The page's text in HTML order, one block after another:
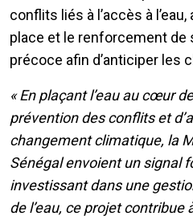
conflits liés à l’accès à
place et le renforcement de
précoce afin d’anticiper les
« En plaçant l’eau au cœur
prévention des conflits et
changement climatique, la
Sénégal envoient un signal
investissant dans une
de l’eau, ce projet contribue